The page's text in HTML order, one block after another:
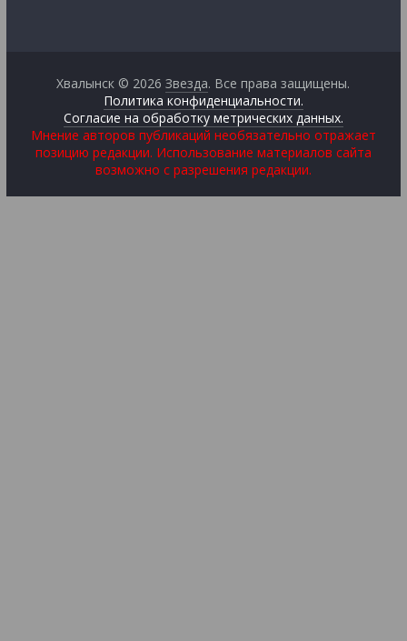
Хвалынск © 2026Звезда. Все права защищены.
Политика конфиденциальности.
Согласие на обработку метрических данных.
Мнение авторов публикаций необязательно отражает
позицию редакции. Использование материалов сайта
возможно с разрешения редакции.